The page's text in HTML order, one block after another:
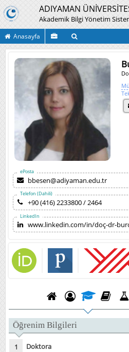
ADIYAMAN
Akademik Bilgi Yönetim
Anasayfa
ePosta
bbesen@adiyaman.edu.tr
Telefon (Dahili)
+90 (416) 2233800 / 2464
LinkedIn
www.linkedin.com/in/doç-dr-
Öğrenim Bilgileri
Doktora